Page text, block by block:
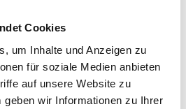
Cookies
um Inhalte und Anzeigen zu
für soziale Medien anbieten
auf unsere Website zu
geben wir Informationen zu Ihrer
Verbundenheit.
auch am Folgetag erfahren, als
Jubiläum des gotischen Doms
begrüßte.